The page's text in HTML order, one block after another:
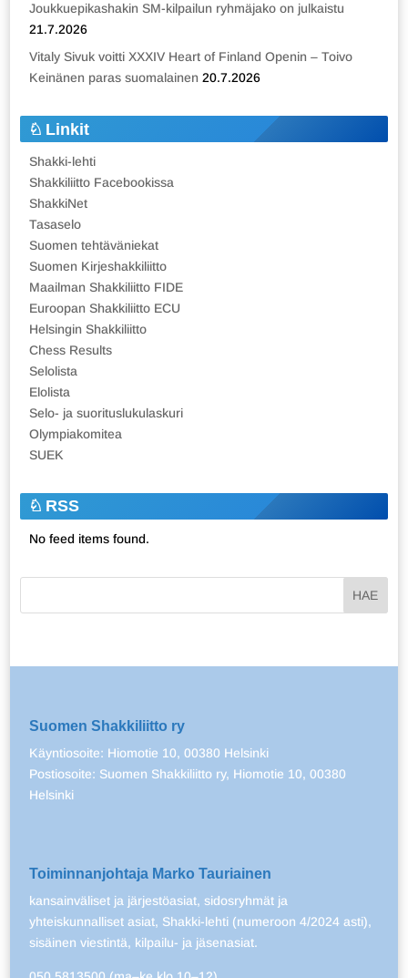
Joukkuepikashakin SM-kilpailun ryhmäjako on julkaistu
21.7.2026
Vitaly Sivuk voitti XXXIV Heart of Finland Openin – Toivo
Keinänen paras suomalainen 20.7.2026
Linkit
Shakki-lehti
Shakkiliitto Facebookissa
ShakkiNet
Tasaselo
Suomen tehtäväniekat
Suomen Kirjeshakkiliitto
Maailman Shakkiliitto FIDE
Euroopan Shakkiliitto ECU
Helsingin Shakkiliitto
Chess Results
Selolista
Elolista
Selo- ja suorituslukulaskuri
Olympiakomitea
SUEK
RSS
No feed items found.
Suomen Shakkiliitto ry
Käyntiosoite: Hiomotie 10, 00380 Helsinki
Postiosoite: Suomen Shakkiliitto ry, Hiomotie 10, 00380
Helsinki
Toiminnanjohtaja Marko Tauriainen
kansainväliset ja järjestöasiat, sidosryhmät ja
yhteiskunnalliset asiat, Shakki-lehti (numeroon 4/2024 asti),
sisäinen viestintä, kilpailu- ja jäsenasiat.